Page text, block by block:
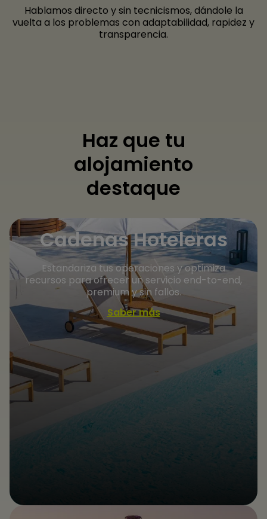
Hablamos directo y sin tecnicismos, dándole la
vuelta a los problemas con adaptabilidad, rapidez y
transparencia.
Haz que tu
alojamiento
destaque
Cadenas Hoteleras
Estandariza tus operaciones y optimiza
recursos para ofrecer un servicio end-to-end,
premium y sin fallos.
Saber más